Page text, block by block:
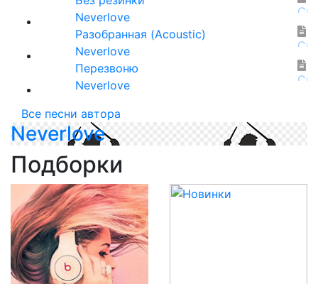
Neverlove
Разобранная (Acoustic)
Neverlove
Перезвоню
Neverlove
Все песни автора
Neverlove
Подборки